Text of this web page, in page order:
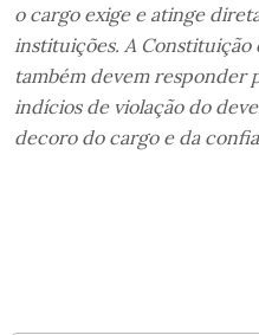
o cargo exige e atinge
instituições. A
também devem responder
indícios de violação do
decoro do cargo e da